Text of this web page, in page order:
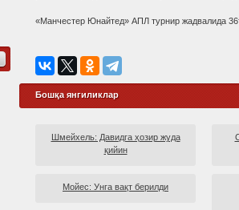
«Манчестер Юнайтед» АПЛ турнир жадвалида
Бошқа янгиликлар
Шмейхель: Давидга ҳозир жуда
қийин
Мойес: Унга вақт берилди